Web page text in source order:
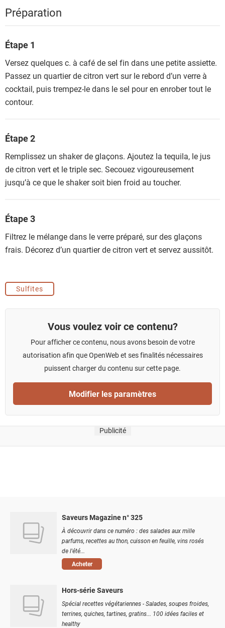
Préparation
Étape 1
Versez quelques c. à café de sel fin dans une petite assiette.
Passez un quartier de citron vert sur le rebord d’un verre à
cocktail, puis trempez-le dans le sel pour en enrober tout le
contour.
Étape 2
Remplissez un shaker de glaçons. Ajoutez la tequila, le jus
de citron vert et le triple sec. Secouez vigoureusement
jusqu’à ce que le shaker soit bien froid au toucher.
Étape 3
Filtrez le mélange dans le verre préparé, sur des glaçons
frais. Décorez d’un quartier de citron vert et servez aussitôt.
Sulfites
Vous voulez voir ce contenu?
Pour afficher ce contenu, nous avons besoin de votre
autorisation afin que OpenWeb et ses finalités nécessaires
puissent charger du contenu sur cette page.
Modifier les paramètres
Publicité
Saveurs Magazine n° 325
À découvrir dans ce numéro : des salades aux mille
parfums, recettes au thon, cuisson en feuille, vins rosés
de l'été...
Acheter
Hors-série Saveurs
Spécial recettes végétariennes - Salades, soupes froides,
terrines, quiches, tartines, gratins... 100 idées faciles et
healthy